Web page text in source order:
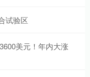
试验区
美元！年内大涨